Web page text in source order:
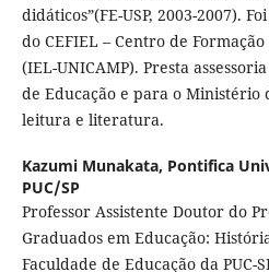
didáticos”(FE-USP, 2003-2007).
do CEFIEL – Centro de
(IEL-UNICAMP). Presta
de Educação e para o Ministério
leitura e literatura.
Kazumi Munakata, Pontifica
PUC/SP
Professor Assistente Doutor do
Graduados em Educação:
Faculdade de Educação da PUC-